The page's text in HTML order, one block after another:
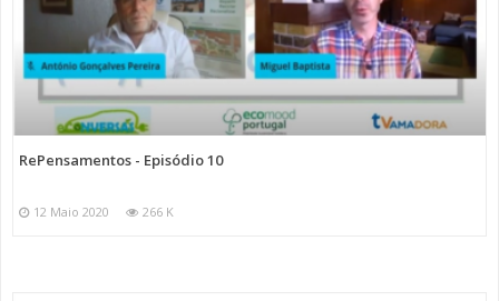
RePensamentos - Episódio 10
12 Maio 2020 266 K